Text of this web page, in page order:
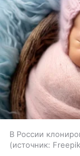
В России
источник: Freepik